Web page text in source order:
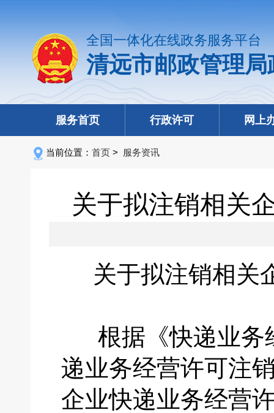
全国一体化在线政务服务平台
清远市邮政管理
服务首页 行政许可 网上
当前位置： 首页 > 服务资讯
关于拟注销相关
关于拟注销相关
根据《快递业务
递业务经营许可注
企业快递业务经营